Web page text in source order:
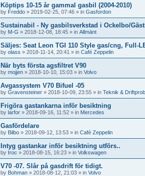
Köptips 10-15 år gammal gasbil (2004-2010)
by Freddo » 2019-02-25, 07:46 » in Gasfordon
Sustainabil - Ny gasbilsverkstad i Ockelbo/
by M-G » 2018-12-08, 18:45 » in Allmänt
Säljes: Seat Leon TGI 110 Style gas/cng, Full-
by olass » 2018-11-14, 20:41 » in Café Zeppelin
När byts första agsfiltret V90
by mojjen » 2018-10-10, 15:03 » in Volvo
Avgassystem V70 Bifuel -05
by Gravensteiner » 2018-10-09, 23:55 » in Teknik &
Frigöra gastankarna inför besiktning
by larfor » 2018-09-16, 11:52 » in Mercedes
Gasfördelare
by Bilbo » 2018-09-12, 13:53 » in Café Zeppelin
Intyg gastankar inför besiktning utförs..
by Iroc » 2018-08-15, 16:23 » in Volkswagen
V70 -07. Slår på gasdrift för tidigt.
by Bohman » 2018-08-12, 21:03 » in Volvo